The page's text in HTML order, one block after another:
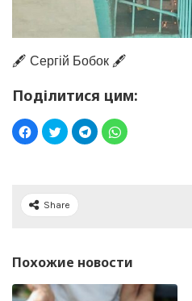
🖋️ Сергій Бобок 🖋️
Поділитися цим:
Share
Похожие новости